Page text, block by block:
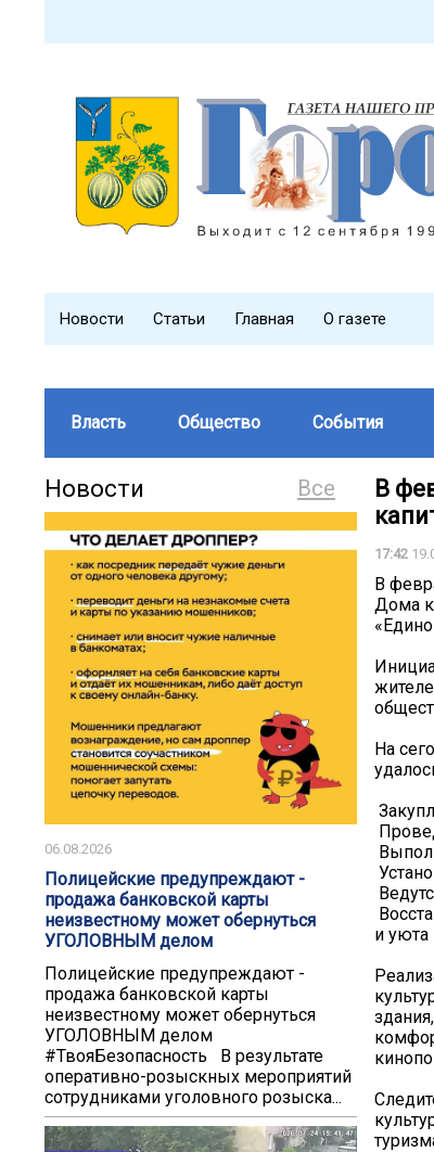
Новости Статьи Главная О газете
Власть Общество События
Все
Новости
06.08.2026
️️Полицейские предупреждают -
продажа банковской карты
неизвестному может обернуться
УГОЛОВНЫМ делом️
️️Полицейские предупреждают -
продажа банковской карты
неизвестному может обернуться
УГОЛОВНЫМ делом️
#ТвояБезопасность В результате
оперативно-розыскных мероприятий
сотрудниками уголовного розыска...
В
17:42
В
Дома
На
и